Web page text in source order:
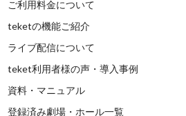
ご利用料金について
teketの機能ご紹介
ライブ配信について
teket利用者様の声・導入事例
資料・マニュアル
登録済み劇場・ホール一覧